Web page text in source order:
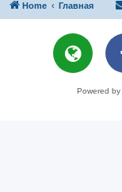
Home Главная
Powered by